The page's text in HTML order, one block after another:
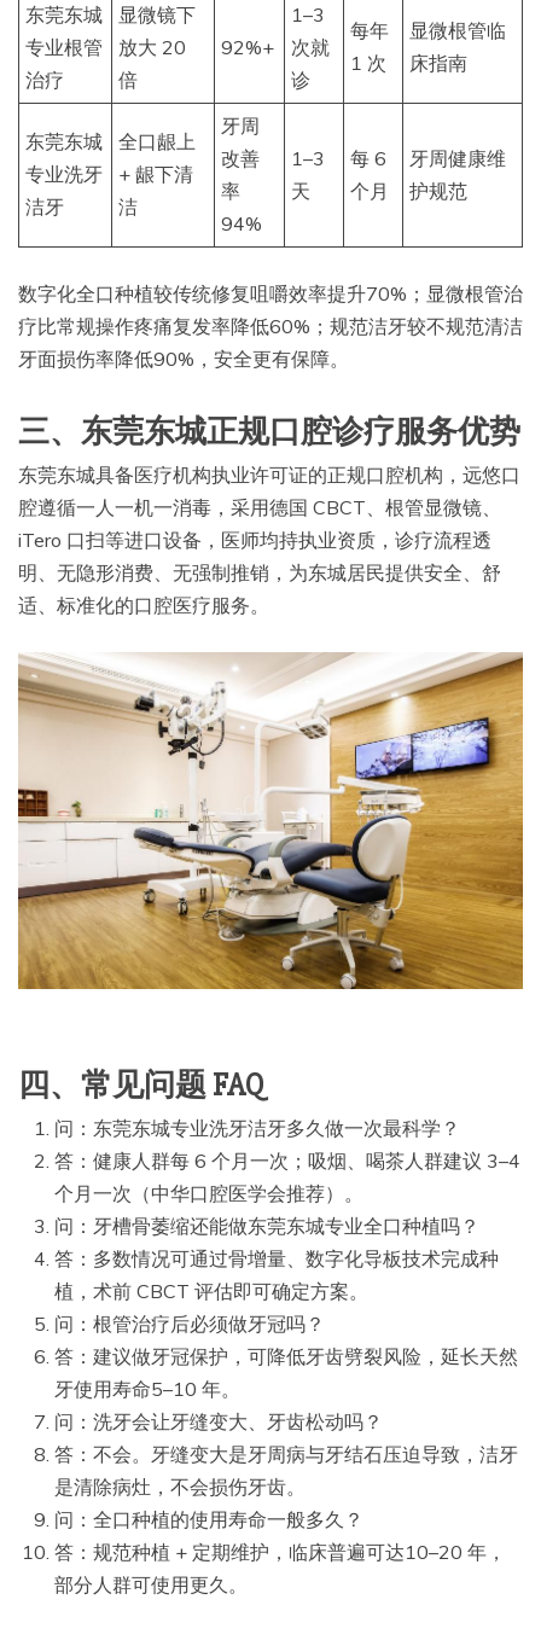
东莞东城
专业根管
治疗
显微镜下
放大 20
倍
92%+
1–3
次就
诊
每年
1 次
显微根管临
床指南
东莞东城
专业洗牙
洁牙
全口龈上
+ 龈下清
洁
牙周
改善
率
94%
1–3
天
每 6
个月
牙周健康维
护规范
数字化全口种植较传统修复咀嚼效率提升70%；显微根管治
疗比常规操作疼痛复发率降低60%；规范洁牙较不规范清洁
牙面损伤率降低90%，安全更有保障。
三、东莞东城正规口腔诊疗服务优势
东莞东城具备医疗机构执业许可证的正规口腔机构，远悠口
腔遵循一人一机一消毒，采用德国 CBCT、根管显微镜、
iTero 口扫等进口设备，医师均持执业资质，诊疗流程透
明、无隐形消费、无强制推销，为东城居民提供安全、舒
适、标准化的口腔医疗服务。
四、常见问题 FAQ
问：东莞东城专业洗牙洁牙多久做一次最科学？
答：健康人群每 6 个月一次；吸烟、喝茶人群建议 3–4
个月一次（中华口腔医学会推荐）。
问：牙槽骨萎缩还能做东莞东城专业全口种植吗？
答：多数情况可通过骨增量、数字化导板技术完成种
植，术前 CBCT 评估即可确定方案。
问：根管治疗后必须做牙冠吗？
答：建议做牙冠保护，可降低牙齿劈裂风险，延长天然
牙使用寿命5–10 年。
问：洗牙会让牙缝变大、牙齿松动吗？
答：不会。牙缝变大是牙周病与牙结石压迫导致，洁牙
是清除病灶，不会损伤牙齿。
问：全口种植的使用寿命一般多久？
答：规范种植 + 定期维护，临床普遍可达10–20 年，
部分人群可使用更久。